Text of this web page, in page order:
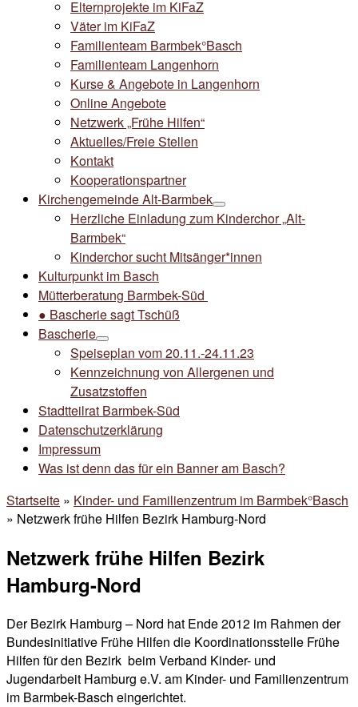
Elternprojekte im KiFaZ
Väter im KiFaZ
Familienteam Barmbek°Basch
Familienteam Langenhorn
Kurse & Angebote in Langenhorn
Online Angebote
Netzwerk „Frühe Hilfen“
Aktuelles/Freie Stellen
Kontakt
Kooperationspartner
Kirchengemeinde Alt-Barmbek
Herzliche Einladung zum Kinderchor „Alt-
Barmbek“
Kinderchor sucht Mitsänger*innen
Kulturpunkt im Basch
Mütterberatung Barmbek-Süd
● Bascherie sagt Tschüß
Bascherie
Speiseplan vom 20.11.-24.11.23
Kennzeichnung von Allergenen und
Zusatzstoffen
Stadtteilrat Barmbek-Süd
Datenschutzerklärung
Impressum
Was ist denn das für ein Banner am Basch?
Startseite » Kinder- und Familienzentrum im Barmbek°Basch
» Netzwerk frühe Hilfen Bezirk Hamburg-Nord
Netzwerk frühe Hilfen Bezirk
Hamburg-Nord
Der Bezirk Hamburg – Nord hat Ende 2012 im Rahmen der
Bundesinitiative Frühe Hilfen die Koordinationsstelle Frühe
Hilfen für den Bezirk beim Verband Kinder- und
Jugendarbeit Hamburg e.V. am Kinder- und Familienzentrum
im Barmbek-Basch eingerichtet.